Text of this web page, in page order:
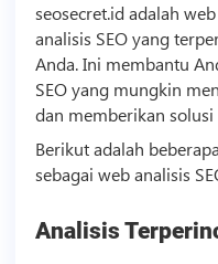
seosecret.id adalah
analisis SEO yang
Anda. Ini membantu
SEO yang mungkin
dan memberikan
Berikut adalah
sebagai web analisis
Analisis